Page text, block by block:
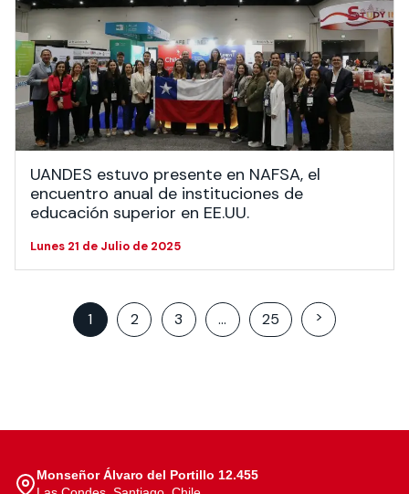
UANDES estuvo presente en NAFSA, el
encuentro anual de instituciones de
educación superior en EE.UU.
Lunes 21 de Julio de 2025
Posts
1 2 3 … 25 >
Monseñor Álvaro del Portillo 12.455